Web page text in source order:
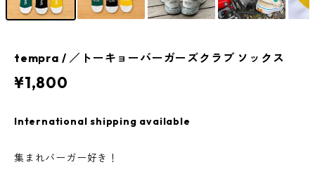
tempra / ／トーキョーバーガーズクラブ ソックス
¥1,800
International shipping available
集まれバーガー好き！